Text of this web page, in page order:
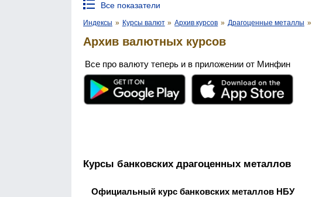
Все показатели
Индексы » Курсы валют » Архив курсов » Драгоценные металлы »
Архив валютных курсов
Все про валюту теперь и в приложении от Минфин
Курсы банковских драгоценных металлов
Официальный курс банковских металлов НБУ